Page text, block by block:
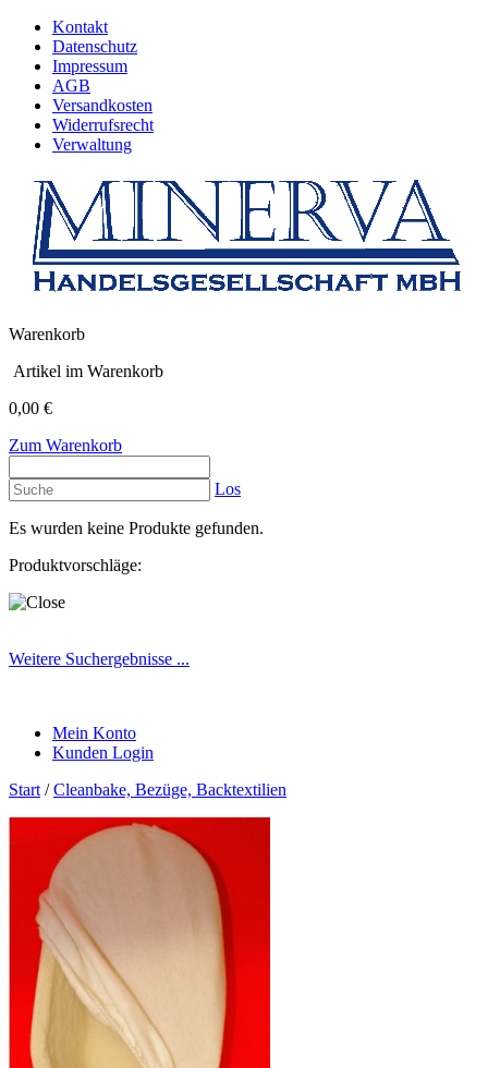
Kontakt
Datenschutz
Impressum
AGB
Versandkosten
Widerrufsrecht
Verwaltung
Warenkorb
Artikel im Warenkorb
0,00 €
Zum Warenkorb
Los
Es wurden keine Produkte gefunden.
Produktvorschläge:
Weitere Suchergebnisse ...
Mein Konto
Kunden Login
Start /Cleanbake, Bezüge, Backtextilien